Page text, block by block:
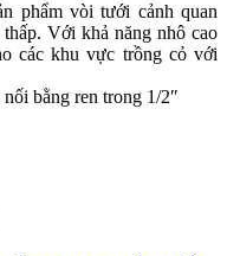
phẩm vòi tưới cảnh quan
Với khả năng nhô cao
các khu vực trồng cỏ với
bằng ren trong 1/2″